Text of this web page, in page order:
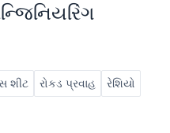
શીટ રોકડ પ્રવાહ રેશિયો